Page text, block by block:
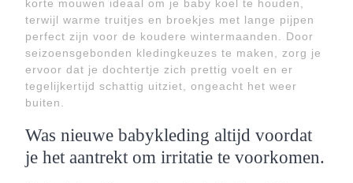
korte mouwen ideaal om je baby koel te houden,
terwijl warme truitjes en broekjes met lange pijpen
perfect zijn voor de koudere wintermaanden. Door
seizoensgebonden kledingkeuzes te maken, zorg je
ervoor dat je dochtertje zich prettig voelt en er
tegelijkertijd schattig uitziet, ongeacht het weer
buiten.
Was nieuwe babykleding altijd voordat
je het aantrekt om irritatie te voorkomen.